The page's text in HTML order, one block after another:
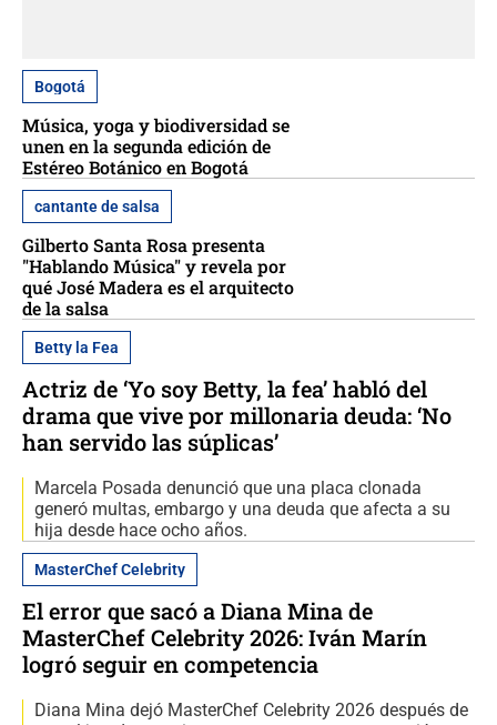
Bogotá
Música, yoga y biodiversidad se
unen en la segunda edición de
Estéreo Botánico en Bogotá
cantante de salsa
Gilberto Santa Rosa presenta
"Hablando Música" y revela por
qué José Madera es el arquitecto
de la salsa
Betty la Fea
Actriz de ‘Yo soy Betty, la fea’ habló del
drama que vive por millonaria deuda: ‘No
han servido las súplicas’
Marcela Posada denunció que una placa clonada
generó multas, embargo y una deuda que afecta a su
hija desde hace ocho años.
MasterChef Celebrity
El error que sacó a Diana Mina de
MasterChef Celebrity 2026: Iván Marín
logró seguir en competencia
Diana Mina dejó MasterChef Celebrity 2026 después de